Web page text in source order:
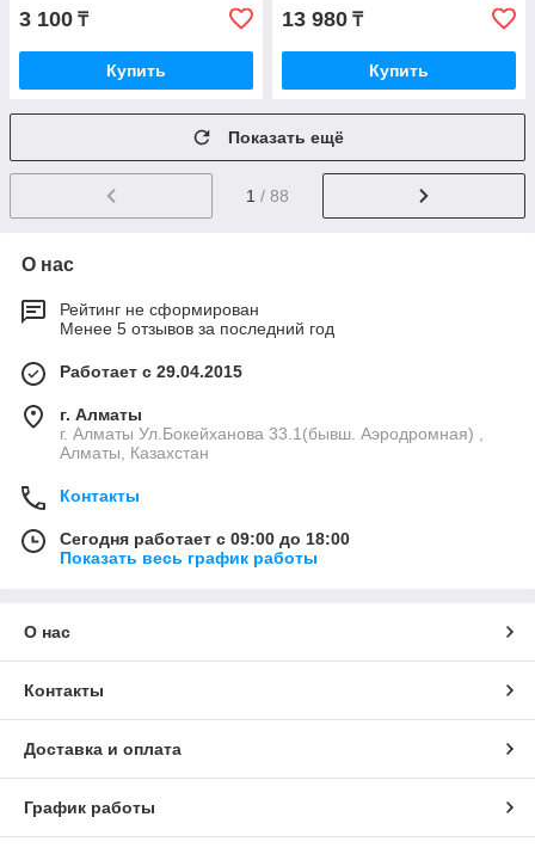
3 100 ₸
Купить
13 980 ₸
Купить
Показать ещё
1 / 88
О нас
Рейтинг не сформирован
Менее 5 отзывов за последний год
Работает с 29.04.2015
г. Алматы
г. Алматы Ул.Бокейханова 33.1(бывш. Аэродромная) ,
Алматы, Казахстан
Контакты
Сегодня работает с 09:00 до 18:00
Показать весь график работы
О нас
Контакты
Доставка и оплата
График работы